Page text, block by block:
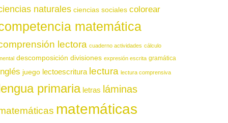
naturales ciencias sociales colorear
matemática
lectora cuaderno actividades cálculo
descomposición divisiones expresión escrita gramática
juego lectoescritura lectura lectura comprensiva
primaria letras láminas
matemáticas